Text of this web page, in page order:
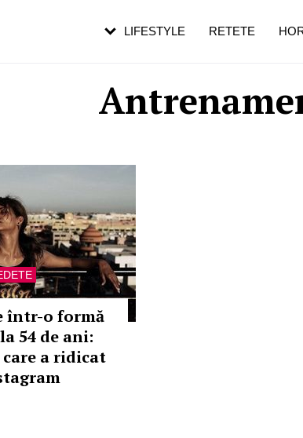
într-o formă
54 de ani:
a ridicat
LIFESTYLE RETETEpe măsură